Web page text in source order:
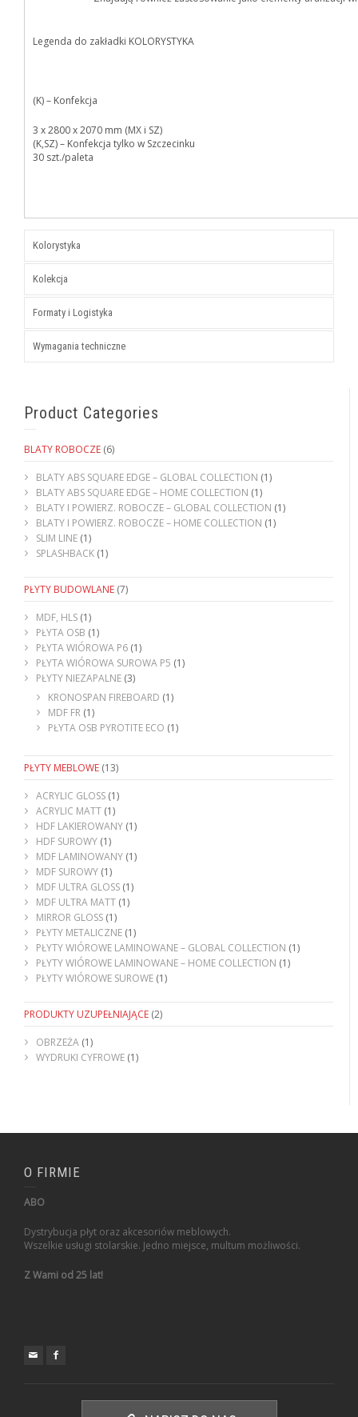
Legenda do zakładki KOLORYSTYKA
(K) – Konfekcja
3 x 2800 x 2070 mm (MX i SZ)
(K,SZ) – Konfekcja tylko w Szczecinku
30 szt./paleta
Kolorystyka
Kolekcja
Formaty i Logistyka
Wymagania techniczne
Product Categories
BLATY ROBOCZE (6)
BLATY ABS SQUARE EDGE – GLOBAL COLLECTION (1)
BLATY ABS SQUARE EDGE – HOME COLLECTION (1)
BLATY I POWIERZ. ROBOCZE – GLOBAL COLLECTION (1)
BLATY I POWIERZ. ROBOCZE – HOME COLLECTION (1)
SLIM LINE (1)
SPLASHBACK (1)
PŁYTY BUDOWLANE (7)
MDF, HLS (1)
PŁYTA OSB (1)
PŁYTA WIÓROWA P6 (1)
PŁYTA WIÓROWA SUROWA P5 (1)
PŁYTY NIEZAPALNE (3)
KRONOSPAN FIREBOARD (1)
MDF FR (1)
PŁYTA OSB PYROTITE ECO (1)
PŁYTY MEBLOWE (13)
ACRYLIC GLOSS (1)
ACRYLIC MATT (1)
HDF LAKIEROWANY (1)
HDF SUROWY (1)
MDF LAMINOWANY (1)
MDF SUROWY (1)
MDF ULTRA GLOSS (1)
MDF ULTRA MATT (1)
MIRROR GLOSS (1)
PŁYTY METALICZNE (1)
PŁYTY WIÓROWE LAMINOWANE – GLOBAL COLLECTION (1)
PŁYTY WIÓROWE LAMINOWANE – HOME COLLECTION (1)
PŁYTY WIÓROWE SUROWE (1)
PRODUKTY UZUPEŁNIAJĄCE (2)
OBRZEŻA (1)
WYDRUKI CYFROWE (1)
O FIRMIE
ABO
Dystrybucja płyt oraz akcesoriów meblowych.
Wszelkie usługi stolarskie. Jedno miejsce, multum możliwości.
Z Wami od 25 lat!